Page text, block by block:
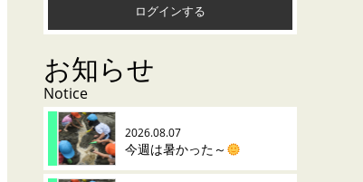
お知らせ
Notice
2026.08.07
今週は暑かった～